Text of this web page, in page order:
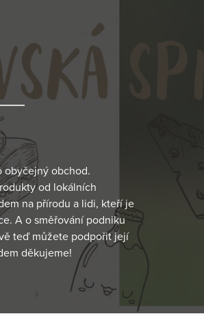
obyčejný obchod.
od lokálních
na přírodu a lidi, kteří je
A o směřování podniku
teď můžete podpořit její
děkujeme!